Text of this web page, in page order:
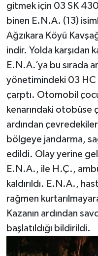
gitmek için 03 SK
binen E.N.A. (13)
Ağzıkara Köyü
indir. Yolda karşıdan
E.N.A.’ya bu sırada
yönetimindeki 03 HC
çarptı. Otomobil
kenarındaki otobüse
ardından
bölgeye jandarma,
edildi. Olay yerine
E.N.A., ile H.Ç.,
kaldırıldı. E.N.A.,
rağmen
Kazanın ardından
başlatıldığı bildirildi.